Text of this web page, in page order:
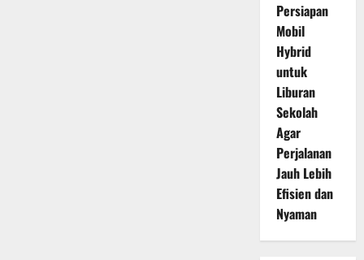
Persiapan
Mobil
Hybrid
untuk
Liburan
Sekolah
Agar
Perjalanan
Jauh Lebih
Efisien dan
Nyaman